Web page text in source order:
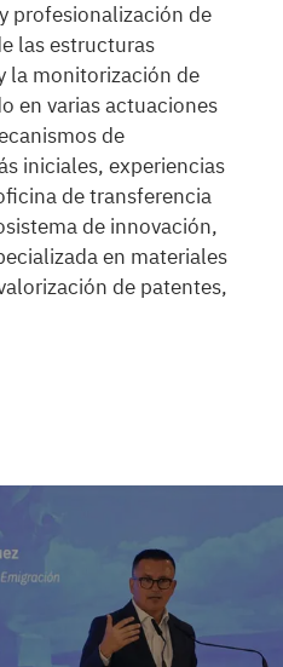
profesionalización de
las estructuras
la monitorización de
en varias actuaciones
de
iniciales, experiencias
de transferencia
de innovación,
en materiales
de patentes,